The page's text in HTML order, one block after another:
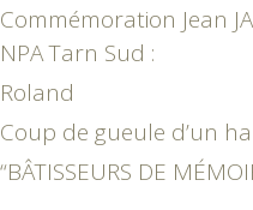
Commémoration Jean
NPA Tarn Sud :
Roland
Coup de gueule d’un
“BÂTISSEURS DE